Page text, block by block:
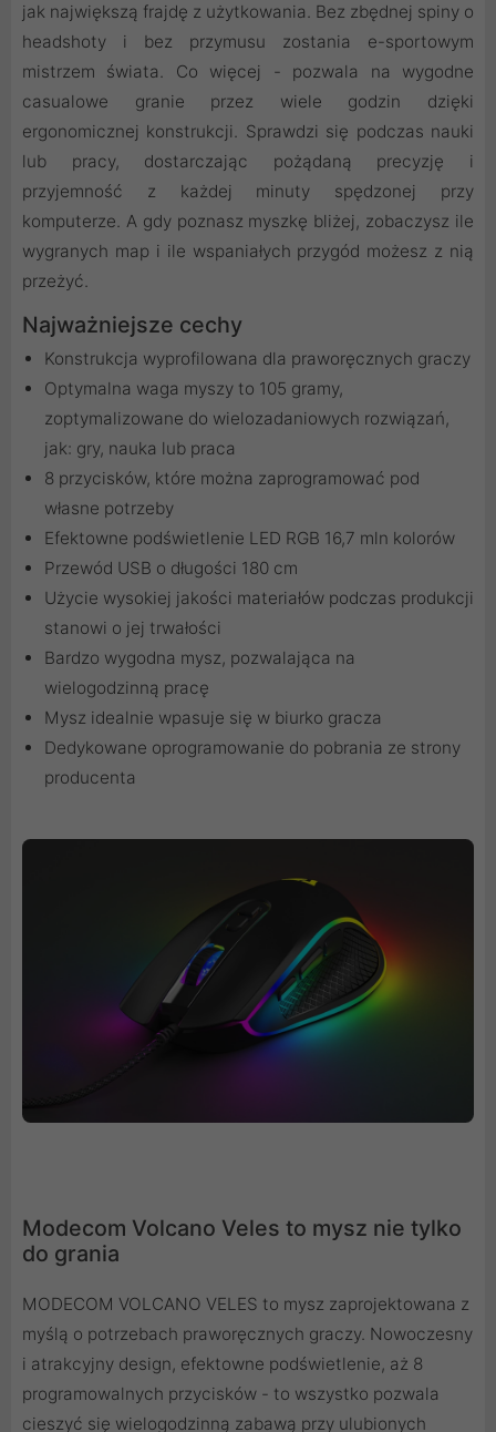
jak największą frajdę z użytkowania. Bez zbędnej spiny o
headshoty i bez przymusu zostania e-sportowym
mistrzem świata. Co więcej - pozwala na wygodne
casualowe granie przez wiele godzin dzięki
ergonomicznej konstrukcji. Sprawdzi się podczas nauki
lub pracy, dostarczając pożądaną precyzję i
przyjemność z każdej minuty spędzonej przy
komputerze. A gdy poznasz myszkę bliżej, zobaczysz ile
wygranych map i ile wspaniałych przygód możesz z nią
przeżyć.
Najważniejsze cechy
Konstrukcja wyprofilowana dla praworęcznych graczy
Optymalna waga myszy to 105 gramy,
zoptymalizowane do wielozadaniowych rozwiązań,
jak: gry, nauka lub praca
8 przycisków, które można zaprogramować pod
własne potrzeby
Efektowne podświetlenie LED RGB 16,7 mln kolorów
Przewód USB o długości 180 cm
Użycie wysokiej jakości materiałów podczas produkcji
stanowi o jej trwałości
Bardzo wygodna mysz, pozwalająca na
wielogodzinną pracę
Mysz idealnie wpasuje się w biurko gracza
Dedykowane oprogramowanie do pobrania ze strony
producenta
Modecom Volcano Veles to mysz nie tylko
do grania
MODECOM VOLCANO VELES to mysz zaprojektowana z
myślą o potrzebach praworęcznych graczy. Nowoczesny
i atrakcyjny design, efektowne podświetlenie, aż 8
programowalnych przycisków - to wszystko pozwala
cieszyć się wielogodzinną zabawą przy ulubionych